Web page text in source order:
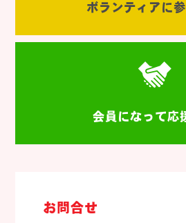
ボランティアに
会員になって応
お問合せ